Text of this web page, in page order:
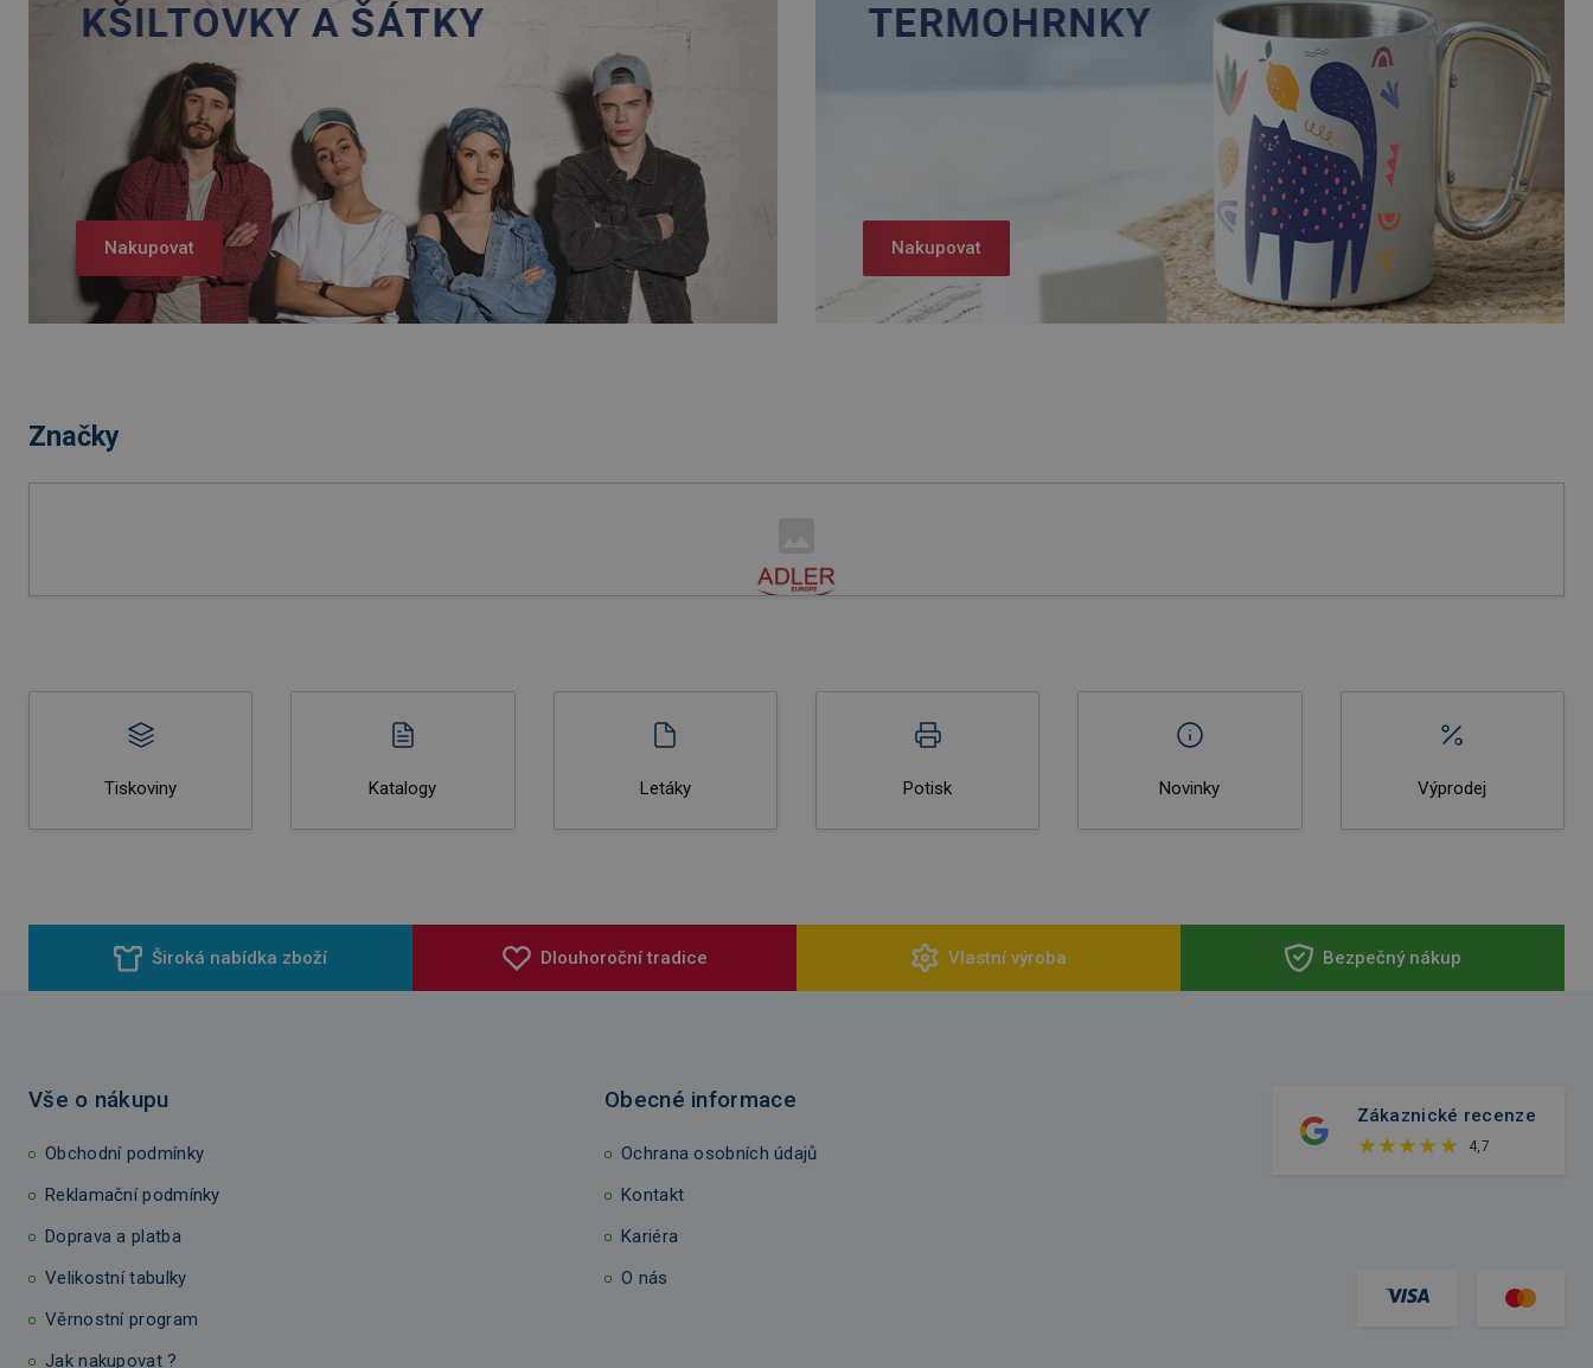
Nakupovat Nakupovat
Značky
Tiskoviny Katalogy Letáky Potisk Novinky Výprodej
Široká nabídka zboží Dlouhoroční tradice Vlastní výroba Bezpečný nákup
Vše o nákupu
Obchodní podmínky
Reklamační podmínky
Doprava a platba
Velikostní tabulky
Věrnostní program
Jak nakupovat ?
Obecné informace
Ochrana osobních údajů
Kontakt
Kariéra
O nás
Zákaznické recenze
4,7